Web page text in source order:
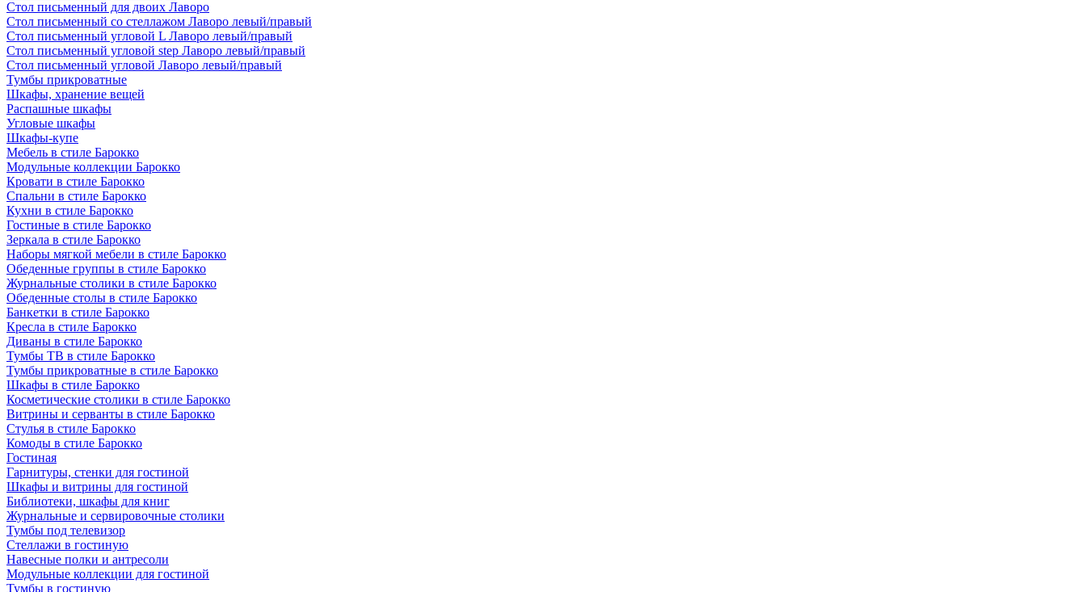
Стол письменный для двоих Лаворо
Стол письменный со стеллажом Лаворо левый/правый
Стол письменный угловой L Лаворо левый/правый
Стол письменный угловой step Лаворо левый/правый
Стол письменный угловой Лаворо левый/правый
Тумбы прикроватные
Шкафы, хранение вещей
Распашные шкафы
Угловые шкафы
Шкафы-купе
Мебель в стиле Барокко
Модульные коллекции Барокко
Кровати в стиле Барокко
Спальни в стиле Барокко
Кухни в стиле Барокко
Гостиные в стиле Барокко
Зеркала в стиле Барокко
Наборы мягкой мебели в стиле Барокко
Обеденные группы в стиле Барокко
Журнальные столики в стиле Барокко
Обеденные столы в стиле Барокко
Банкетки в стиле Барокко
Кресла в стиле Барокко
Диваны в стиле Барокко
Тумбы ТВ в стиле Барокко
Тумбы прикроватные в стиле Барокко
Шкафы в стиле Барокко
Косметические столики в стиле Барокко
Витрины и серванты в стиле Барокко
Стулья в стиле Барокко
Комоды в стиле Барокко
Гостиная
Гарнитуры, стенки для гостиной
Шкафы и витрины для гостиной
Библиотеки, шкафы для книг
Журнальные и сервировочные столики
Тумбы под телевизор
Стеллажи в гостиную
Навесные полки и антресоли
Модульные коллекции для гостиной
Тумбы в гостиную